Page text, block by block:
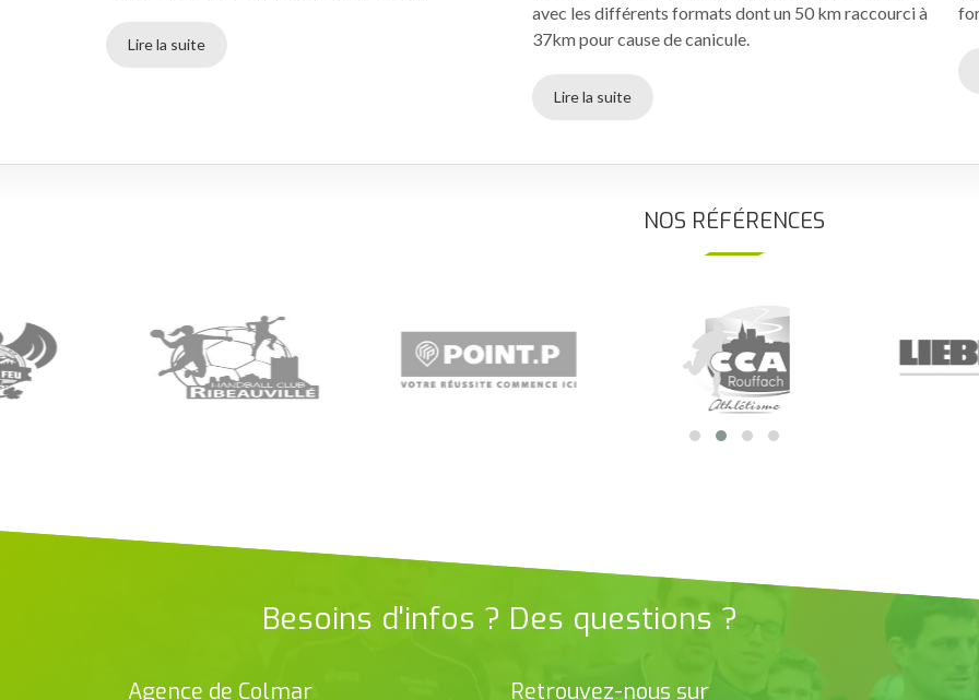
Lire la suite
avec les différents formats dont un 50 km raccourci à
37km pour cause de canicule.
Lire la suite
NOS RÉFÉRENCES
Besoins d'infos ? Des questions ?
Agence de Colmar Retrouvez-nous sur